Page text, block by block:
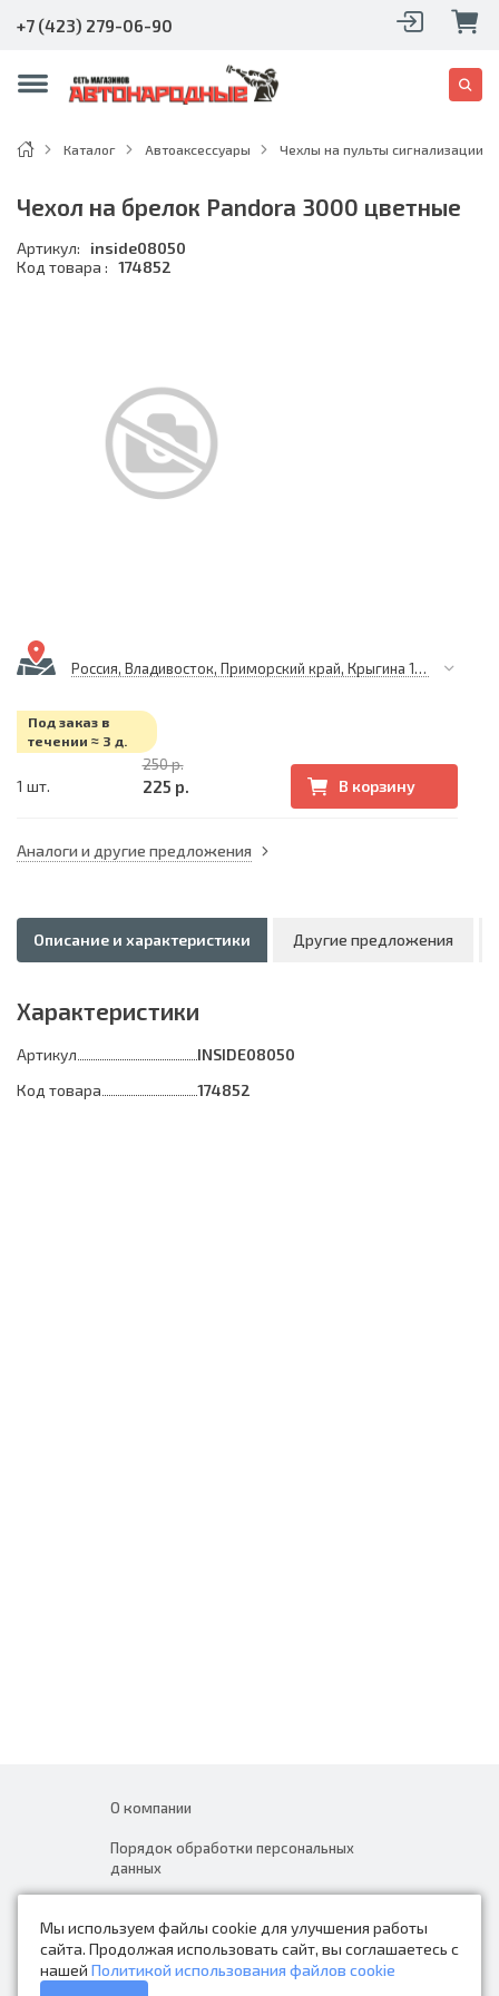
Мы используем файлы cookie для улучшения работы
сайта. Продолжая использовать сайт, вы соглашаетесь с
нашей Политикой использования файлов cookie
+7 (423) 279-06-90
Каталог Автоаксессуары Чехлы на пульты сигнализации
Чехол на брелок Pandora 3000 цветные
Артикул:
inside08050
Код товара : 174852
Россия, Владивосток, Приморский край, Крыгина 105
Под заказ в
течении ≈ 3 д.
1 шт.
250 р.
225 р. В корзину
Аналоги и другие предложения
Описание и характеристики Другие предложения
Характеристики
Артикул
INSIDE08050
Код товара
174852
О компании
Порядок обработки персональных
данных
Контакты
Каталог товаров